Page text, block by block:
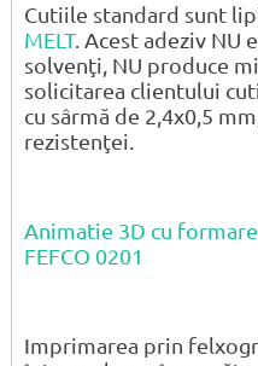
Cutiile standard sunt
MELT. Acest adeziv NU
solvenţi, NU produce
solicitarea clientului
cu sârmă de 2,4x0,5
rezistenţei.
Animatie 3D cu
FEFCO 0201
Imprimarea prin